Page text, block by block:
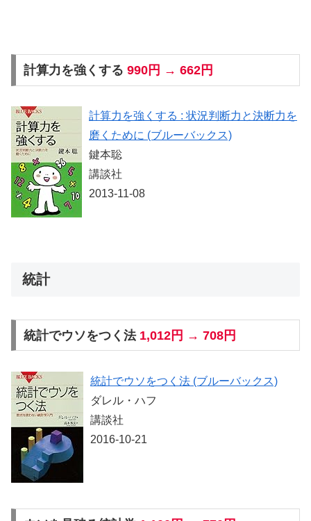
計算力を強くする 990円 → 662円
計算力を強くする : 状況判断力と決断力を
磨くために (ブルーバックス)
鍵本聡
講談社
2013-11-08
統計
統計でウソをつく法 1,012円 → 708円
統計でウソをつく法 (ブルーバックス)
ダレル・ハフ
講談社
2016-10-21